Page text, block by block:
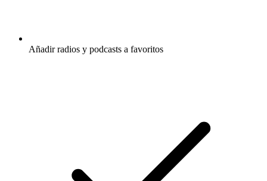
Añadir radios y podcasts a favoritos